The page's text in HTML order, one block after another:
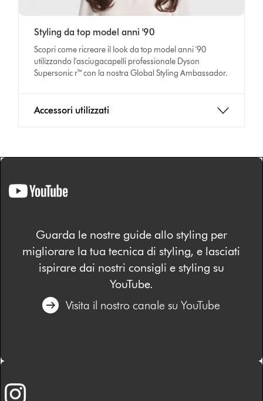
Styling da top model anni '90
Scopri come ricreare il look da top model anni '90
utilizzando l'asciugacapelli professionale Dyson
Supersonic r™ con la nostra Global Styling Ambassador.
Accessori utilizzati
Guarda le nostre guide allo styling per
migliorare la tua tecnica di styling, e lasciati
ispirare dai nostri consigli e styling su
YouTube.
Visita il nostro canale su YouTube